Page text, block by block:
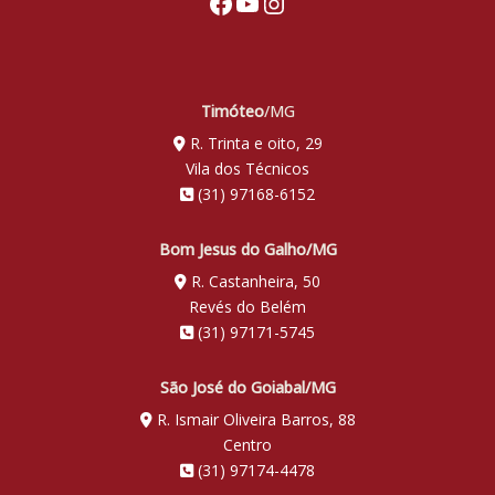
Timóteo/MG
R. Trinta e oito, 29
Vila dos Técnicos
(31) 97168-6152
Bom Jesus do Galho/MG
R. Castanheira, 50
Revés do Belém
(31) 97171-5745
São José do Goiabal/MG
R. Ismair Oliveira Barros, 88
Centro
(31) 97174-4478